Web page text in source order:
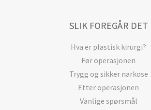
SLIK FOREGÅR DET
Hva er plastisk kirurgi?
Før operasjonen
Trygg og sikker narkose
Etter operasjonen
Vanlige spørsmål